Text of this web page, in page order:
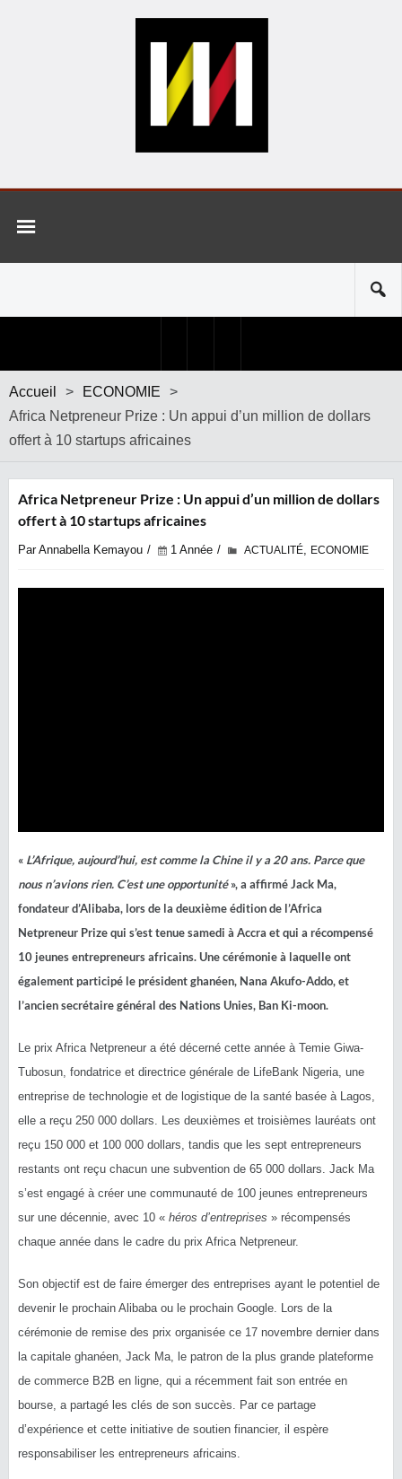
Accueil > ECONOMIE
>
Africa Netpreneur Prize : Un appui d’un million de dollars
offert à 10 startups africaines
Africa Netpreneur Prize : Un appui d’un million de dollars
offert à 10 startups africaines
Par Annabella Kemayou 1 Année ACTUALITÉ, ECONOMIE
« L’Afrique, aujourd’hui, est comme la Chine il y a 20 ans. Parce que
nous n’avions rien. C’est une opportunité», a affirmé Jack Ma,
fondateur d’Alibaba, lors de la deuxième édition de l’Africa
Netpreneur Prize qui s’est tenue samedi à Accra et qui a récompensé
10 jeunes entrepreneurs africains. Une cérémonie à laquelle ont
également participé le président ghanéen, Nana Akufo-Addo, et
l’ancien secrétaire général des Nations Unies, Ban Ki-moon.
Le prix Africa Netpreneur a été décerné cette année à Temie Giwa-
Tubosun, fondatrice et directrice générale de LifeBank Nigeria, une
entreprise de technologie et de logistique de la santé basée à Lagos,
elle a reçu 250 000 dollars. Les deuxièmes et troisièmes lauréats ont
reçu 150 000 et 100 000 dollars, tandis que les sept entrepreneurs
restants ont reçu chacun une subvention de 65 000 dollars. Jack Ma
s’est engagé à créer une communauté de 100 jeunes entrepreneurs
sur une décennie, avec 10 « héros d’entreprises » récompensés
chaque année dans le cadre du prix Africa Netpreneur.
Son objectif est de faire émerger des entreprises ayant le potentiel de
devenir le prochain Alibaba ou le prochain Google. Lors de la
cérémonie de remise des prix organisée ce 17 novembre dernier dans
la capitale ghanéen, Jack Ma, le patron de la plus grande plateforme
de commerce B2B en ligne, qui a récemment fait son entrée en
bourse, a partagé les clés de son succès. Par ce partage
d’expérience et cette initiative de soutien financier, il espère
responsabiliser les entrepreneurs africains.